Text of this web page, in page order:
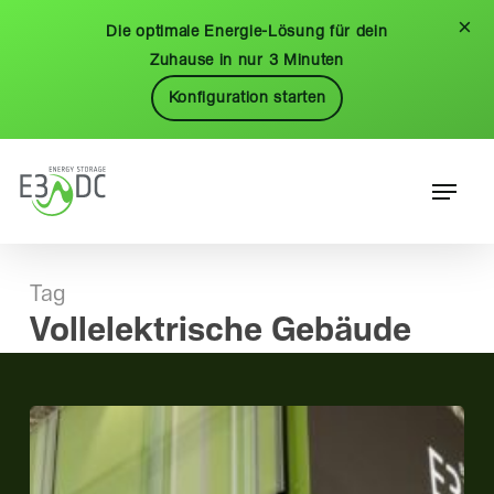
Die optimale Energie-Lösung für dein
Zuhause in nur 3 Minuten
Konfiguration starten
×
Tag
Vollelektrische Gebäude
Mit
360°